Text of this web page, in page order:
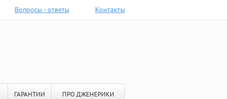
Вопросы - ответы Контакты
ГАРАНТИИ ПРО ДЖЕНЕРИКИ